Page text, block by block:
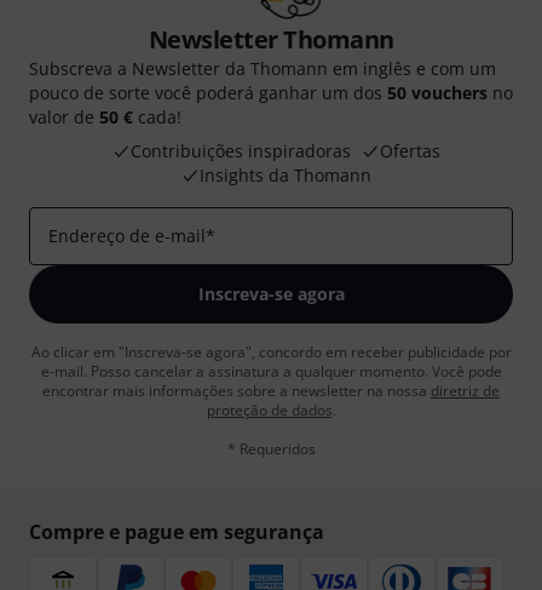
Newsletter Thomann
Subscreva a Newsletter da Thomann em inglês e com um
pouco de sorte você poderá ganhar um dos 50 vouchers no
valor de 50 € cada!
Contribuições inspiradoras
Ofertas
Insights da Thomann
Endereço de e-mail*
Inscreva-se agora
Ao clicar em "Inscreva-se agora", concordo em receber publicidade por
e-mail. Posso cancelar a assinatura a qualquer momento. Você pode
encontrar mais informações sobre a newsletter na nossa diretriz de
proteção de dados.
* Requeridos
Compre e pague em segurança